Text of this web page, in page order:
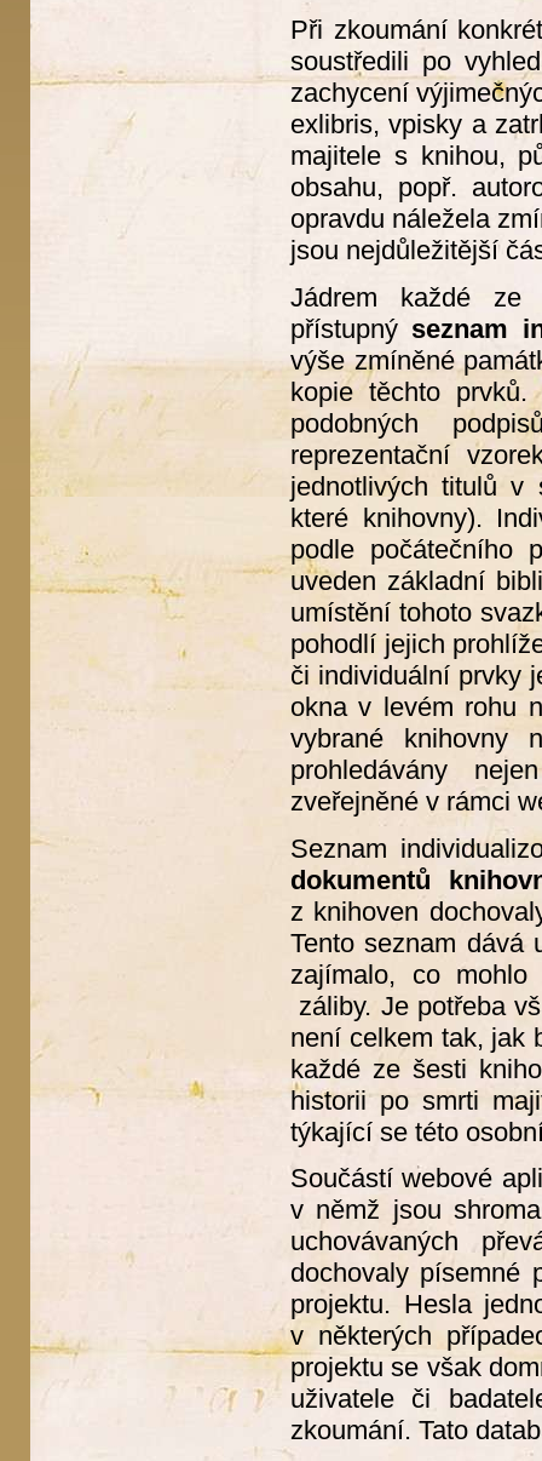
Při zkoumání
soustředili po
zachycení
exlibris, vpisky a
majitele s knihou,
obsahu, popř.
opravdu náležela
jsou nejdůležitější
Jádrem každé ze
přístupný seznam
výše zmíněné
kopie těchto
podobných
reprezentační
jednotlivých titulů v
které knihovny).
podle počátečního
uveden základní
umístění tohoto
pohodlí jejich
či individuální prvky
okna v levém rohu
vybrané knihovny
prohledávány
zveřejněné v rámci
Seznam
dokumentů
z knihoven
Tento seznam dává
zajímalo, co
záliby. Je potřeba
není celkem tak, jak
každé ze šesti
historii po smrti
týkající se této
Součástí webové
v němž jsou
uchovávaných
dochovaly písemné
projektu. Hesla
v některých
projektu se však
uživatele či
zkoumání. Tato